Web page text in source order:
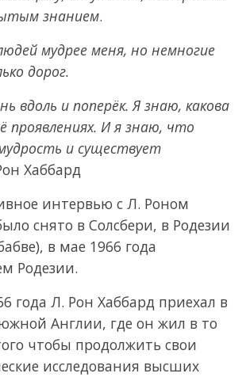
знанием.
мудрее меня, но немногие
дорог.
вдоль и поперёк. Я знаю, какова
проявлениях. И я знаю, что
и существует
Хаббард
интервью с Л. Роном
снято в Солсбери, в Родезии
в мае 1966 года
Родезии.
года Л. Рон Хаббард приехал в
Англии, где он жил в то
чтобы продолжить свои
исследования высших